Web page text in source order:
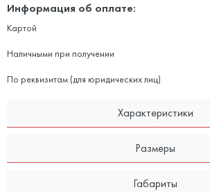
Информация об оплате:
Картой
Наличными при получении
По реквизитам (для юридических лиц)
Характеристики
Размеры
Габариты